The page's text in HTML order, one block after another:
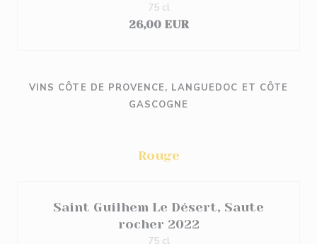
26,00 EUR
75 cl
VINS CÔTE DE PROVENCE, LANGUEDOC ET CÔTE
GASCOGNE
Rouge
Saint Guilhem Le Désert, Saute
rocher 2022
75 cl